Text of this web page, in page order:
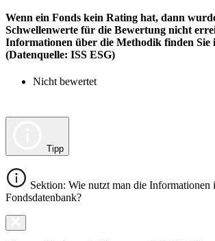
Wenn ein Fonds kein Rating hat, dann
Schwellenwerte für die Bewertung nicht
Informationen über die Methodik finden Sie
(Datenquelle: ISS ESG)
Nicht bewertet
Tipp
Sektion: Wie nutzt man die Informationen
Fondsdatenbank?